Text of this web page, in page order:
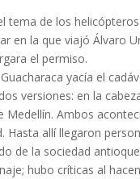
tema de los
en la que viajó Álvaro
el permiso.
yacía el
versiones: en la
Medellín. Ambos
Hasta allí llegaron
de la sociedad
hubo críti­cas al